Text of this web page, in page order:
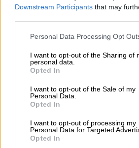
Downstream Participants that may
Please note that this website/app uses
not limited to your visit or usage
grant or deny consent to Google and
use your data for below specified
consent section.
Personal Data Processing Opt
I want to opt-out of the Sharing of
personal data.
Opted In
I want to opt-out of the Sale of my
Personal Data.
Opted In
I want to opt-out of processing my
Personal Data for Targeted
Opted In
το πιστοποιητικό
πλοίων στο 85% όταν
και στο80% χωρίς καμπίνες .
Αναφορικά με το τραγικό
το πρωί στολιμάνι του
τόνισε ότι το προσωπικό
προκειμένου να
ασφάλεια στο λιμάνι. Υπήρξε